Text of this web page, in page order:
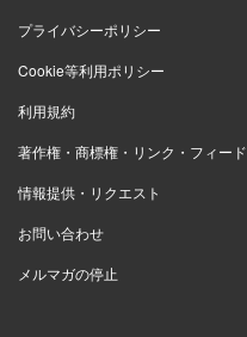
プライバシーポリシー
Cookie等利用ポリシー
利用規約
著作権・商標権・リンク・フィード
情報提供・リクエスト
お問い合わせ
メルマガの停止